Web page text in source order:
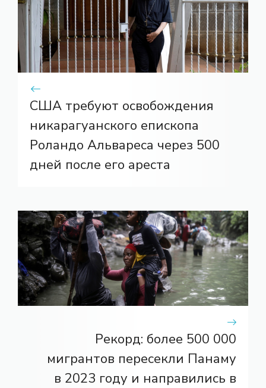
США требуют освобождения
никарагуанского епископа
Роландо Альвареса через 500
дней после его ареста
Рекорд: более 500 000
мигрантов пересекли Панаму
в 2023 году и направились в